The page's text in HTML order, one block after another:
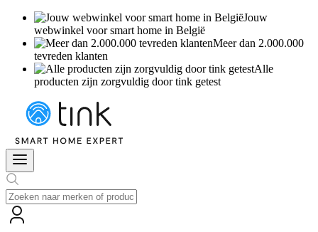
Jouw
webwinkel voor smart home in België
Meer dan 2.000.000
tevreden klanten
Alle
producten zijn zorgvuldig door tink getest